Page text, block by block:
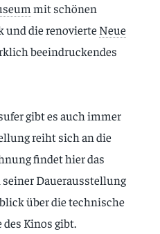
mit schönen
und die renovierteNeue
beeindruckendes
gibt es auch immer
reiht sich an die
findet hier das
seiner Dauerausstellung
über die technische
Kinos gibt.